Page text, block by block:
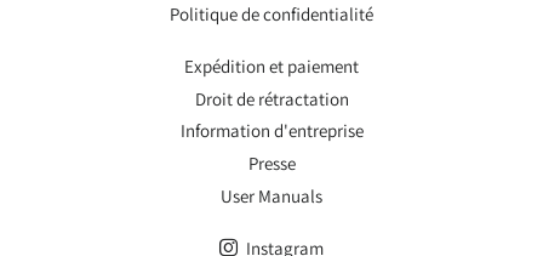
Politique de confidentialité
Expédition et paiement
Droit de rétractation
Information d'entreprise
Presse
User Manuals
Instagram